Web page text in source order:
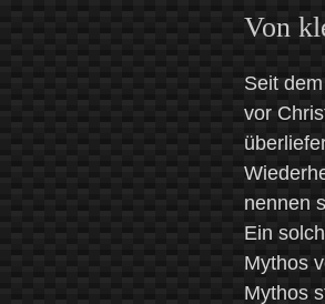
Von
Seit
vor
nennen
Ein
Mythos
Mythos